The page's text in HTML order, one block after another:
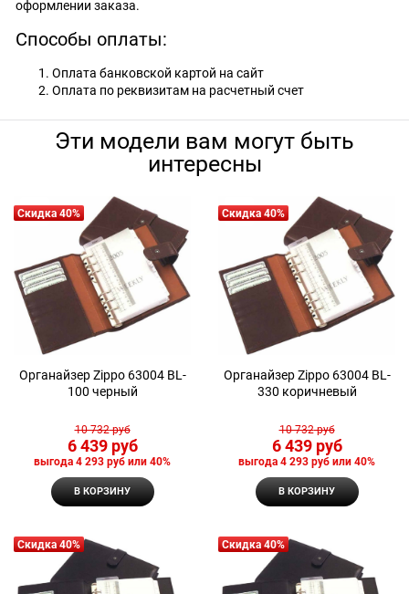
оформлении заказа.
Способы оплаты:
Оплата банковской картой на сайт
Оплата по реквизитам на расчетный счет
Эти модели вам могут быть
интересны
Скидка 40%
Органайзер Zippo 63004 BL-
100 черный
10 732 руб
6 439 руб
выгода 4 293 руб или 40%
В КОРЗИНУ
Скидка 40%
Органайзер Zippo 63004 BL-
330 коричневый
10 732 руб
6 439 руб
выгода 4 293 руб или 40%
В КОРЗИНУ
Скидка 40% Скидка 40%